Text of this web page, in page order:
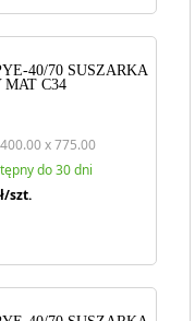
40/70 SUSZARKA
C34
x 775.00
do 30 dni
szt.